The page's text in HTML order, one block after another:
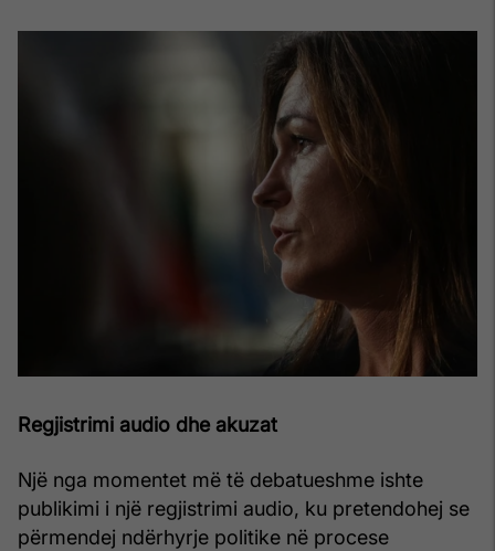
Regjistrimi audio dhe akuzat
Një nga momentet më të debatueshme ishte
publikimi i një regjistrimi audio, ku pretendohej se
përmendej ndërhyrje politike në procese